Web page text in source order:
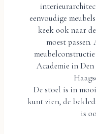
eenvoudige
keek ook naar
moest
Academie in
De stoel is in
kunt zien, de
is